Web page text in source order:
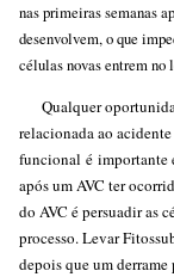
nas primeiras semanas
desenvolvem, o que
células novas entrem no
Qualquer
relacionada ao
funcional é importante
após um AVC ter
do AVC é persuadir as
processo. Levar
depois que um